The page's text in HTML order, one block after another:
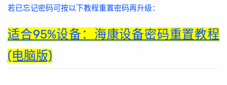
若已忘记密码可按以下教程重置密码再升级：
适合95%设备：海康设备密码重置教程
(电脑版)